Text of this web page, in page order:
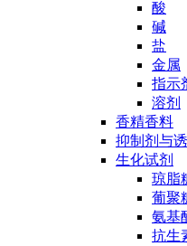
酸
碱
盐
金属
指示
溶剂
香精香料
抑制剂与
生化试剂
琼脂
葡聚
氨基
抗生